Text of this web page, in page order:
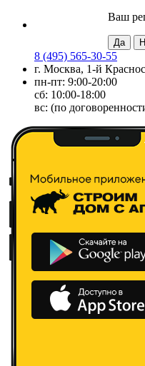
Ваш
8 (495) 565-30-55
г. Москва, 1-й
пн-пт: 9:00-20:00
сб: 10:00-18:00
вс: (по